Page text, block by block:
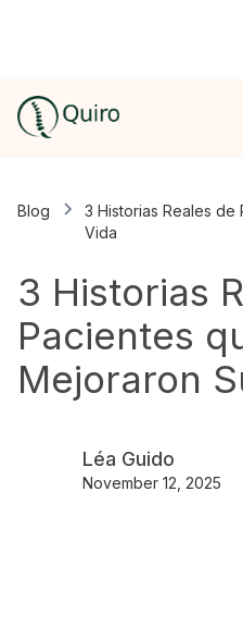
Blog
3 Historias Reales de
Vida
3 Historias
Pacientes
Mejoraron
Léa Guido
November 12, 2025